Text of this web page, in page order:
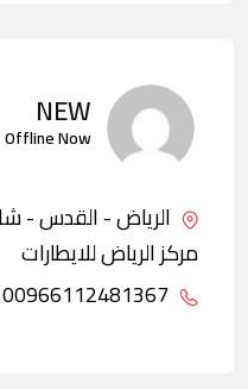
NEW
Offline Now
الرياض - القدس -
مركز الرياض للايطارات